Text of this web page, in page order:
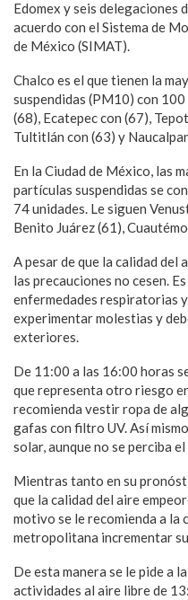
Edomex y seis delegaciones
acuerdo con el Sistema de
de México (SIMAT).
Chalco es el que tienen la
suspendidas (PM10) con
(68), Ecatepec con (67),
Tultitlán con (63) y
En la Ciudad de México, las
partículas suspendidas se
74 unidades. Le siguen
Benito Juárez (61),
A pesar de que la calidad del
las precauciones no cesen.
enfermedades respiratorias
experimentar molestias y
exteriores.
De 11:00 a las 16:00 horas
que representa otro riesgo
recomienda vestir ropa de
gafas con filtro UV. Así
solar, aunque no se perciba
Mientras tanto en su
que la calidad del aire
motivo se le recomienda a la
metropolitana incrementar
De esta manera se le pide a
actividades al aire libre de